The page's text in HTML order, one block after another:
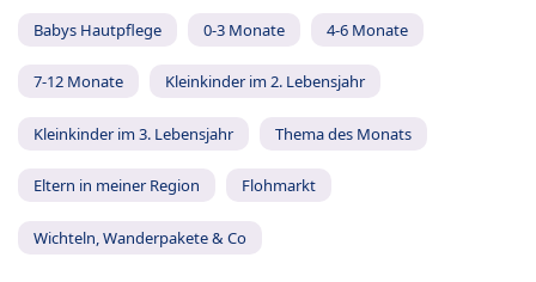
Babys Hautpflege 0-3 Monate 4-6 Monate
7-12 Monate Kleinkinder im 2. Lebensjahr
Kleinkinder im 3. Lebensjahr Thema des Monats
Eltern in meiner Region Flohmarkt
Wichteln, Wanderpakete & Co